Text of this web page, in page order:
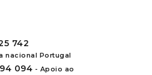
742
nacional Portugal
094 - Apoio ao